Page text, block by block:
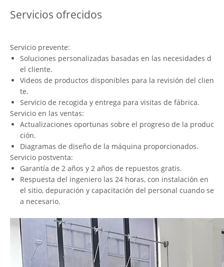
Servicios ofrecidos
Servicio prevente:
Soluciones personalizadas basadas en las necesidades d
el cliente.
Videos de productos disponibles para la revisión del clien
te.
Servicio de recogida y entrega para visitas de fábrica.
Servicio en las ventas:
Actualizaciones oportunas sobre el progreso de la produc
ción.
Diagramas de diseño de la máquina proporcionados.
Servicio postventa:
Garantía de 2 años y 2 años de repuestos gratis.
Respuesta del ingeniero las 24 horas, con instalación en
el sitio, depuración y capacitación del personal cuando se
a necesario.